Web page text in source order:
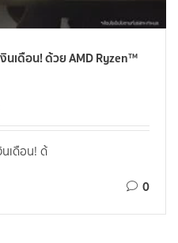
เดือน! ด้วย AMD Ryzen™
เดือน! ด้
0